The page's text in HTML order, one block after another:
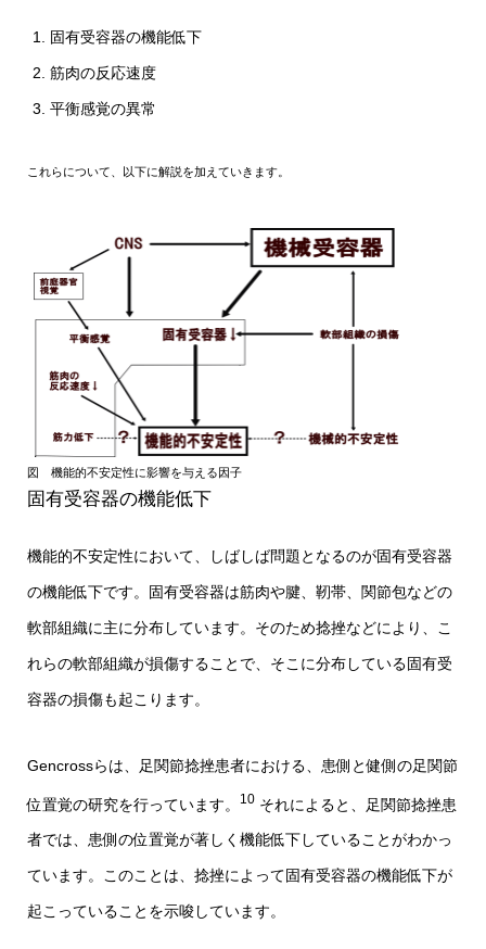
固有受容器の機能低下
筋肉の反応速度
平衡感覚の異常
これらについて、以下に解説を加えていきます。
図 機能的不安定性に影響を与える因子
固有受容器の機能低下
機能的不安定性において、しばしば問題となるのが固有受容器
の機能低下です。固有受容器は筋肉や腱、靭帯、関節包などの
軟部組織に主に分布しています。そのため捻挫などにより、こ
れらの軟部組織が損傷することで、そこに分布している固有受
容器の損傷も起こります。
Gencrossらは、足関節捻挫患者における、患側と健側の足関節
位置覚の研究を行っています。 10それによると、足関節捻挫患
者では、患側の位置覚が著しく機能低下していることがわかっ
ています。このことは、捻挫によって固有受容器の機能低下が
起こっていることを示唆しています。